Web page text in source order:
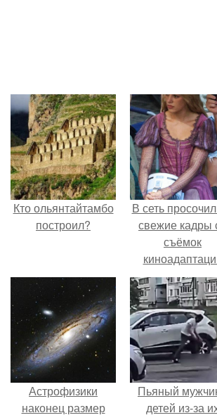
Кто ольянтайтамбо
построил?
В сеть
свежие кадры
съёмок
"Рапунцель", и
внимание
моментально
оказалось
приковано к
крофт.
Астрофизики
наконец размер
Пьяный
детей из-за